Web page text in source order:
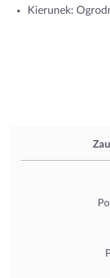
Kierunek: